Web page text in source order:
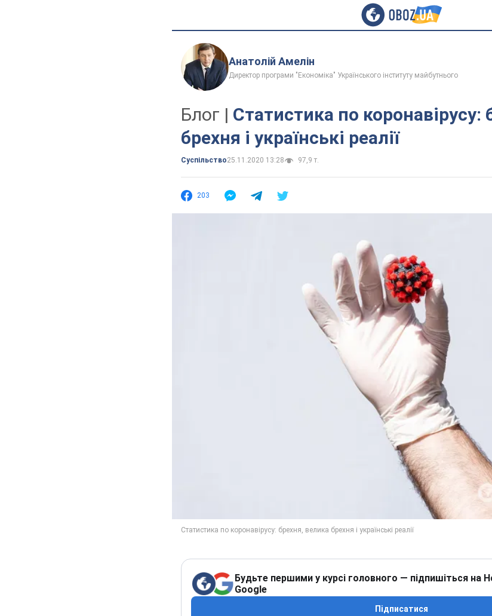
Анатолій Амелін
Директор програми "Економіка" Українського інституту майбутнього
Блог | Статистика по коронавірусу:
брехня і українські реалії
Суспільство25.11.2020 13:28 97,9 т.
203
Будьте першими у курсі головного — підпишіться на
Google
Підписатися